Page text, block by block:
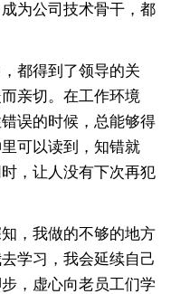
为公司技术骨干，都
都得到了领导的关
亲切。在工作环境
误的时候，总能够得
可以读到，知错就
，让人没有下次再犯
，我做的不够的地方
学习，我会延续自己
，虚心向老员工们学